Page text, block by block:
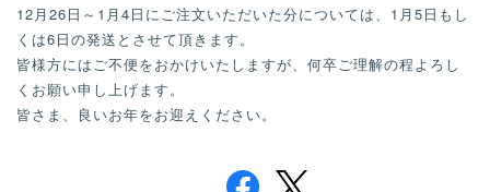
12月26日～1月4日にご注文いただいた分については、1月5日もし
くは6日の発送とさせて頂きます。
皆様方にはご不便をおかけいたしますが、何卒ご理解の程よろし
くお願い申し上げます。
皆さま、良いお年をお迎えください。